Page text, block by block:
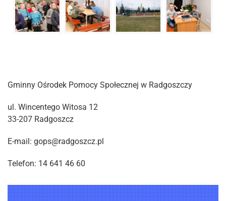
Gminny Ośrodek Pomocy Społecznej w Radgoszczy
ul. Wincentego Witosa 12
33-207 Radgoszcz
E-mail: gops@radgoszcz.pl
Telefon: 14 641 46 60